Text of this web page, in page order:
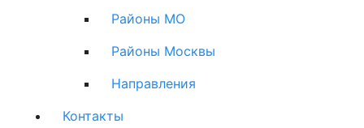
Районы МО
Районы Москвы
Направления
Контакты